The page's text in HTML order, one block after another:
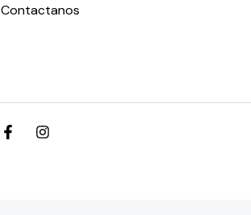
Contactanos